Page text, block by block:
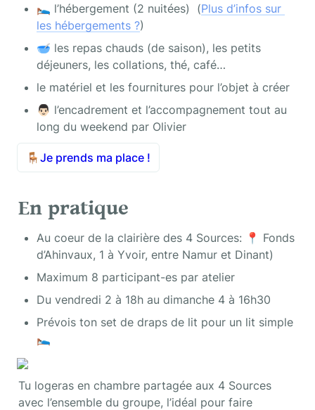
🛌🏻 l’hébergement (2 nuitées)  (Plus d’infos sur
les hébergements ?)
🥣 les repas chauds (de saison), les petits
déjeuners, les collations, thé, café…
le matériel et les fournitures pour l’objet à créer
👨🏻 l’encadrement et l’accompagnement tout au
long du weekend par Olivier
🪑 Je prends ma place !
En pratique
Au coeur de la clairière des 4 Sources: 📍 Fonds
d’Ahinvaux, 1 à Yvoir, entre Namur et Dinant)
Maximum 8 participant-es par atelier
Du vendredi 2 à 18h au dimanche 4 à 16h30
Prévois ton set de draps de lit pour un lit simple
Tu logeras en chambre partagée aux 4 Sources
avec l’ensemble du groupe, l’idéal pour faire